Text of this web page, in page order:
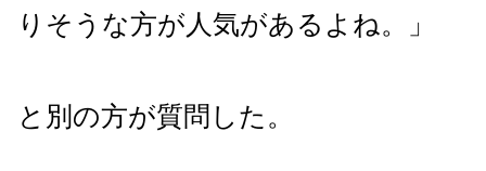
りそうな方が人気があるよね。」
と別の方が質問した。